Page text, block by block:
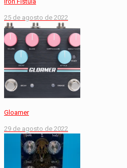
25 de agosto de 2022
Gloamer
29 de agosto de 2022